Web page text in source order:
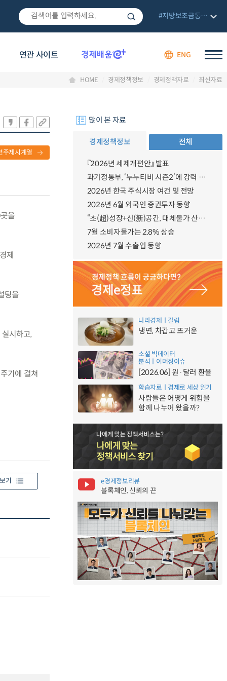
연관 사이트 ENG
#지방보조금통합관리망
HOME 경제정책정보 경제정책자료 최신자료
주제시계열
을
제
팅을
시하고,
기에 걸쳐
기
많이 본 자료
경제정책정보 전체
『2026년 세제개편안』 발표
과기정통부, ‘누누티비 시즌2’에 강력 대응 의지 밝혀
2026년 한국 주식시장 여건 및 전망
2026년 6월 외국인 증권투자 동향
“초(超)성장+신(新)공간, 대체불가 산업강국”
7월 소비자물가는 2.8% 상승
2026년 7월 수출입 동향
나라경제ㅣ칼럼
냉면, 차갑고 뜨거운
소셜 빅데이터
분석ㅣ이머징이슈
[2026.06] 원·달러 환율
학습자료ㅣ경제로 세상 읽기
사람들은 어떻게 위험을
함께 나누어 왔을까?
e경제정보리뷰
블록체인, 신뢰의 끈